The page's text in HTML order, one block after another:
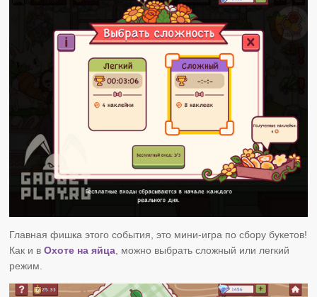
Главная фишка этого события, это мини-игра по сбору букетов!
Как и вОхоте на яйца , можно выбрать сложный или легкий
режим.